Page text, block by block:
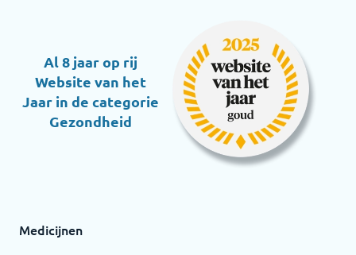
Al 8 jaar op rij
Website van het
Jaar in de categorie
Gezondheid
Medicijnen